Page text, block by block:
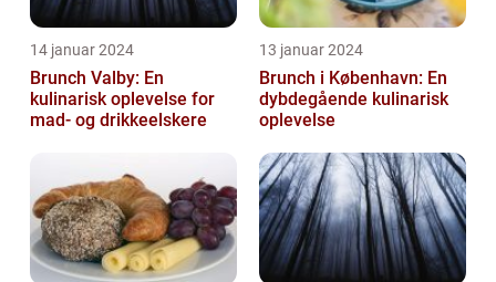
14 januar 2024
Brunch Valby: En
kulinarisk oplevelse for
mad- og drikkeelskere
13 januar 2024
Brunch i København: En
dybdegående kulinarisk
oplevelse